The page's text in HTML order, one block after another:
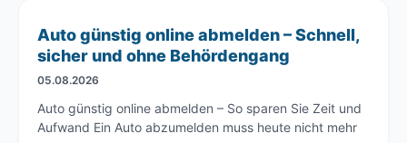
Auto günstig online abmelden – Schnell,
sicher und ohne Behördengang
05.08.2026
Auto günstig online abmelden – So sparen Sie Zeit und
Aufwand Ein Auto abzumelden muss heute nicht mehr